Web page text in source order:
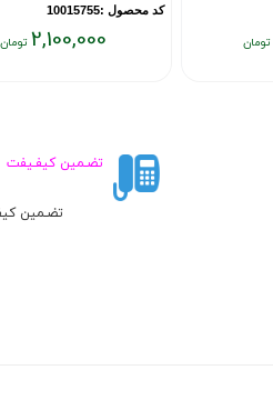
کد محصول :10015755
2,100,000
تضـمین کیفـیفت
تضـمین